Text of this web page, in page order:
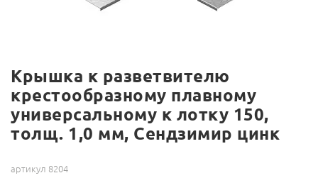
Крышка к разветвителю
крестообразному плавному
универсальному к лотку 150,
толщ. 1,0 мм, Сендзимир цинк
артикул 8204